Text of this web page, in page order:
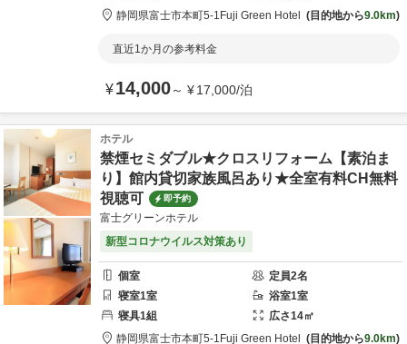
静岡県富士市本町5-1 Fuji Green Hotel 目的地から9.0km
直近1か月の参考料金
¥14,000～ ¥17,000/泊
ホテル
禁煙セミダブル★クロスリフォーム【素泊ま
り】館内貸切家族風呂あり★全室有料CH無料
視聴可
即予約
富士グリーンホテル
新型コロナウイルス対策あり
個室 定員2名
寝室1室 浴室1室
寝具1組 広さ14㎡
静岡県富士市本町5-1 Fuji Green Hotel 目的地から9.0km